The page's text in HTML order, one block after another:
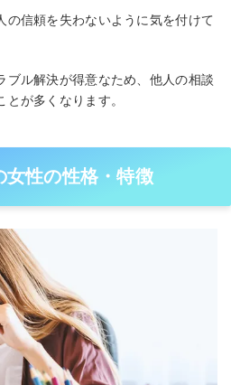
の信頼を失わないように気を付けて
ブル解決が得意なため、他人の相談
が多くなります。
女性の性格・特徴